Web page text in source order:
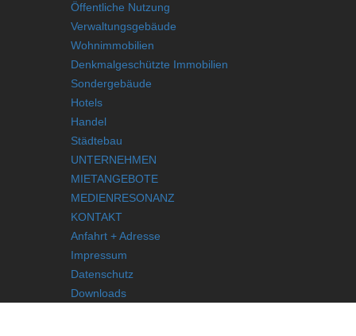
Öffentliche Nutzung
Verwaltungsgebäude
Wohnimmobilien
Denkmalgeschützte Immobilien
Sondergebäude
Hotels
Handel
Städtebau
UNTERNEHMEN
MIETANGEBOTE
MEDIENRESONANZ
KONTAKT
Anfahrt + Adresse
Impressum
Datenschutz
Downloads